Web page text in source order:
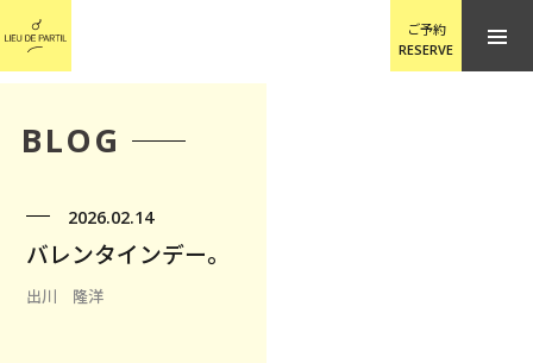
ご予約
RESERVE
BLOG
2026.02.14
バレンタインデー。
出川 隆洋